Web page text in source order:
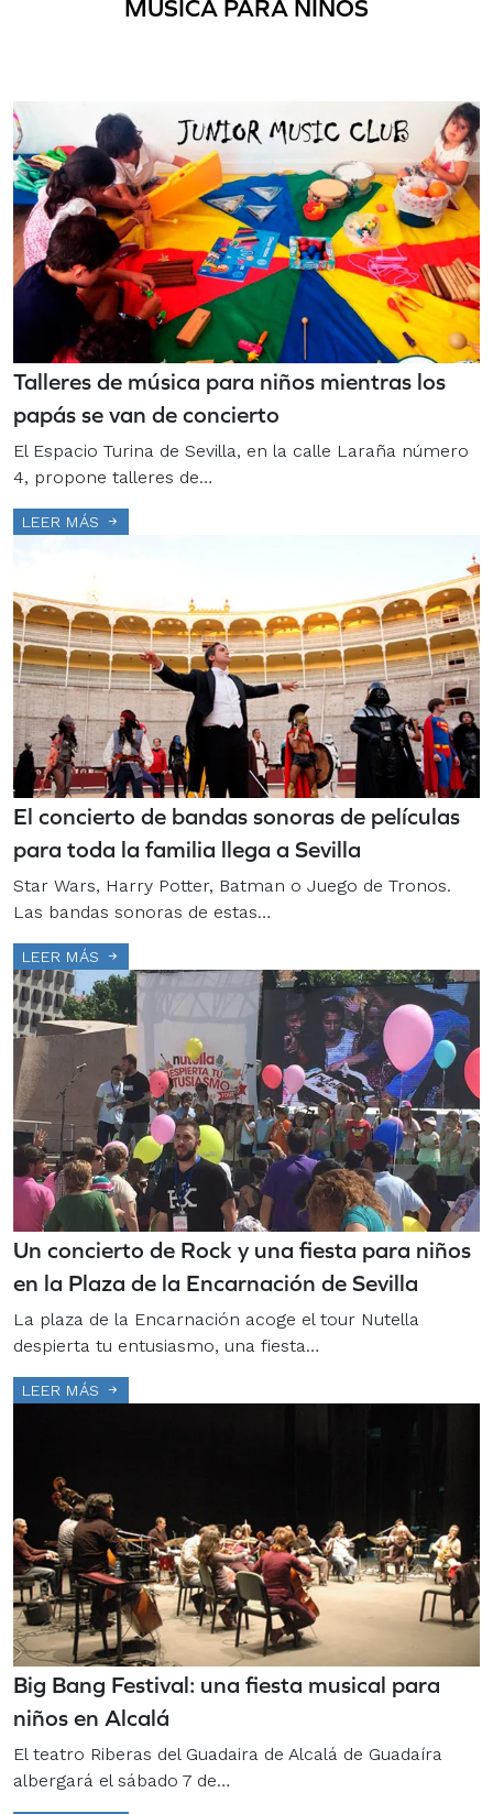
MÚSICA PARA NIÑOS
Talleres de música para niños mientras los
papás se van de concierto
El Espacio Turina de Sevilla, en la calle Laraña número
4, propone talleres de…
LEER MÁS
El concierto de bandas sonoras de películas
para toda la familia llega a Sevilla
Star Wars, Harry Potter, Batman o Juego de Tronos.
Las bandas sonoras de estas…
LEER MÁS
Un concierto de Rock y una fiesta para niños
en la Plaza de la Encarnación de Sevilla
La plaza de la Encarnación acoge el tour Nutella
despierta tu entusiasmo, una fiesta…
LEER MÁS
Big Bang Festival: una fiesta musical para
niños en Alcalá
El teatro Riberas del Guadaira de Alcalá de Guadaíra
albergará el sábado 7 de…